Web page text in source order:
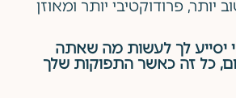
יותר, פרודוקטיבי יותר ומאוזן
יסייע לך לעשות מה שאתה
כל זה כאשר התפוקות שלך